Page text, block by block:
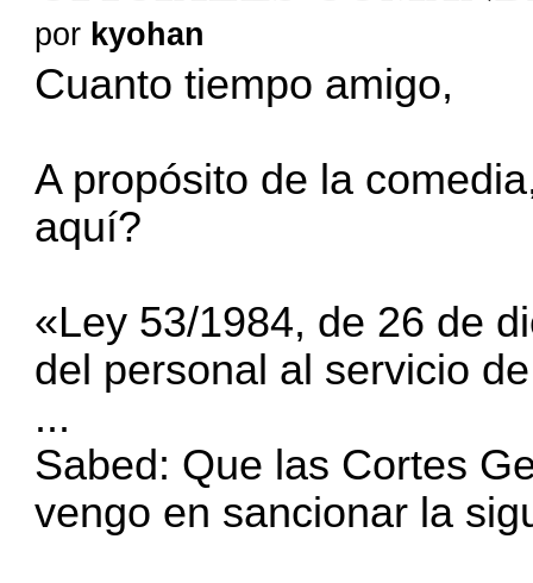
por kyohan
Cuanto tiempo amigo,
A propósito de la
aquí?
«Ley 53/1984, de 26 de
del personal al servicio
...
Sabed: Que las Cortes
vengo en sancionar la